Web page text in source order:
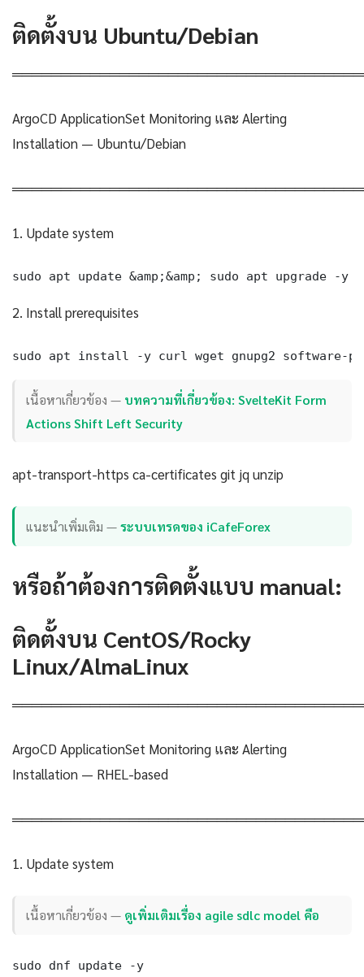
ติดตั้งบน Ubuntu/Debian
ArgoCD ApplicationSet Monitoring และ Alerting
Installation — Ubuntu/Debian
1. Update system
sudo apt update &amp;&amp; sudo apt upgrade -y
2. Install prerequisites
sudo apt install -y curl wget gnupg2 software-
เนื้อหาเกี่ยวข้อง — บทความที่เกี่ยวข้อง: SvelteKit Form
Actions Shift Left Security
apt-transport-https ca-certificates git jq unzip
แนะนำเพิ่มเติม —ระบบเทรดของ iCafeForex
หรือถ้าต้องการติดตั้งแบบ manual:
ติดตั้งบน CentOS/Rocky
Linux/AlmaLinux
ArgoCD ApplicationSet Monitoring และ Alerting
Installation — RHEL-based
1. Update system
เนื้อหาเกี่ยวข้อง — ดูเพิ่มเติมเรื่อง agile sdlc model คือ
sudo dnf update -y